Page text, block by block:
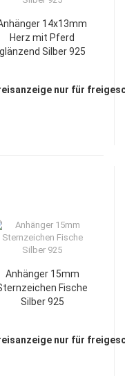
Kunden
14x13mm
Herz mit Pferd
glänzend Silber 925
nur für
Kunden
Anhänger 15mm
Fische
Silber 925
nur für